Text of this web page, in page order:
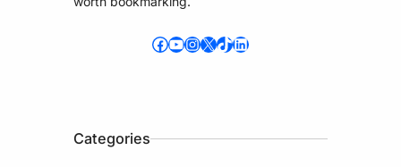
Facebook YouTube InstagramX TikTok LinkedIn
Categories